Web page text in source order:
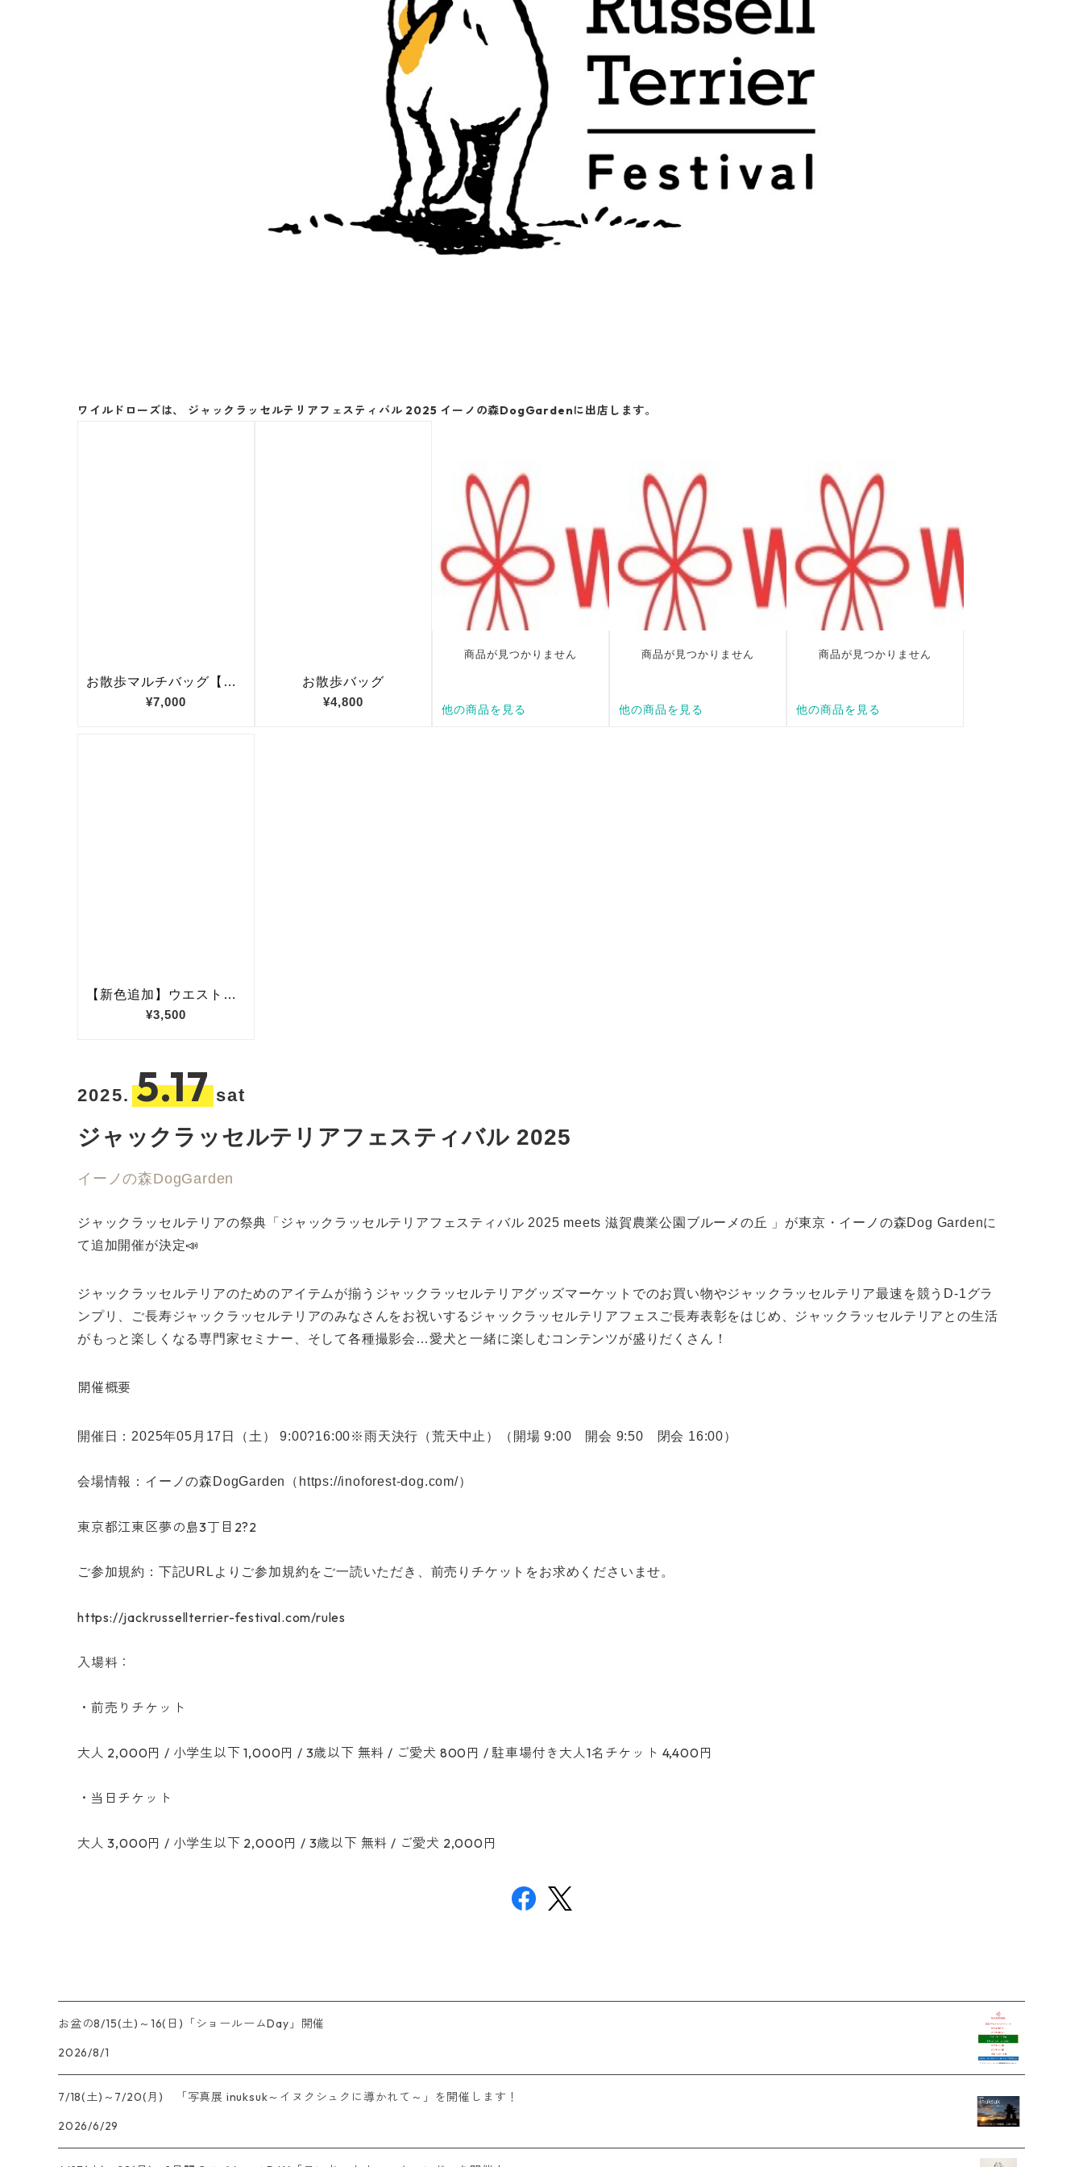
ワイルドローズは、 ジャックラッセルテリアフェスティバル 2025 イーノの森DogGardenに出店します。
2025. 5.17 sat
ジャックラッセルテリアフェスティバル 2025
イーノの森DogGarden
ジャックラッセルテリアの祭典「ジャックラッセルテリアフェスティバル 2025 meets 滋賀農業公園ブルーメの丘 」が東京・イーノの森Dog Gardenに
て追加開催が決定📣
ジャックラッセルテリアのためのアイテムが揃うジャックラッセルテリアグッズマーケットでのお買い物やジャックラッセルテリア最速を競うD-1グラ
ンプリ、ご長寿ジャックラッセルテリアのみなさんをお祝いするジャックラッセルテリアフェスご長寿表彰をはじめ、ジャックラッセルテリアとの生活
がもっと楽しくなる専門家セミナー、そして各種撮影会…愛犬と一緒に楽しむコンテンツが盛りだくさん！
開催概要
開催日：2025年05月17日（土） 9:00?16:00※雨天決行（荒天中止） （開場 9:00 開会 9:50 閉会 16:00）
会場情報：イーノの森DogGarden（https://inoforest-dog.com/）
東京都江東区夢の島3丁目2?2
ご参加規約：下記URLよりご参加規約をご一読いただき、前売りチケットをお求めくださいませ。
https://jackrussellterrier-festival.com/rules
入場料：
・前売りチケット
大人 2,000円 / 小学生以下 1,000円 / 3歳以下 無料 / ご愛犬 800円 / 駐車場付き大人1名チケット 4,400円
・当日チケット
大人 3,000円 / 小学生以下 2,000円 / 3歳以下 無料 / ご愛犬 2,000円
お盆の8/15(土)～16(日)「ショールームDay」開催
2026/8/1
7/18(土)～7/20(月) 「写真展 inuksuk～イヌクシュクに導かれて～」を開催します！
2026/6/29